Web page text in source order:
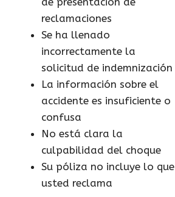
reclamaciones
Se ha llenado
incorrectamente la
solicitud de indemnización
La información sobre el
accidente es insuficiente o
confusa
No está clara la
culpabilidad del choque
Su póliza no incluye lo que
usted reclama